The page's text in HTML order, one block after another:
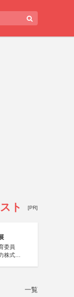
ト [PR]
委員
株式会
一覧